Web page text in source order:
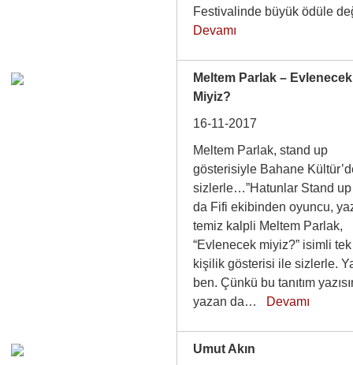
Festivalinde büyük ödüle
Devamı
Meltem Parlak – Evlenecek
Miyiz?
16-11-2017
Meltem Parlak, stand up
gösterisiyle Bahane
sizlerle…”Hatunlar Stand
da Fifi ekibinden oyuncu,
temiz kalpli Meltem Parlak,
“Evlenecek miyiz?” isimli tek
kişilik gösterisi ile sizlerle.
ben. Çünkü bu tanıtım
yazan da… Devamı
Umut Akın